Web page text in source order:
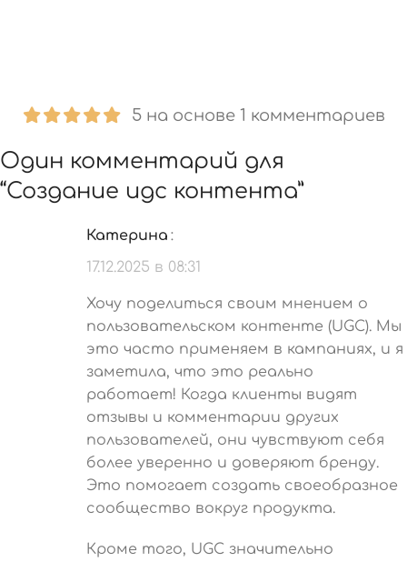
5 на основе 1 комментариев
Один комментарий для
“Создание ugc контента”
Катерина :
17.12.2025 в 08:31
Хочу поделиться своим мнением о
пользовательском контенте (UGC). Мы
это часто применяем в кампаниях, и я
заметила, что это реально
работает! Когда клиенты видят
отзывы и комментарии других
пользователей, они чувствуют себя
более уверенно и доверяют бренду.
Это помогает создать своеобразное
сообщество вокруг продукта.
Кроме того, UGC значительно